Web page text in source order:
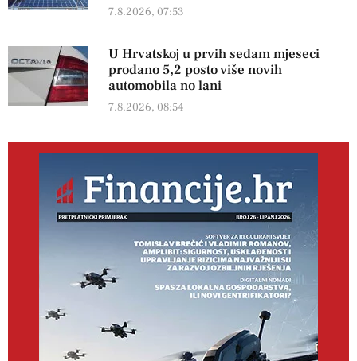
7.8.2026, 07:53
U Hrvatskoj u prvih sedam mjeseci
prodano 5,2 posto više novih
automobila no lani
7.8.2026, 08:54